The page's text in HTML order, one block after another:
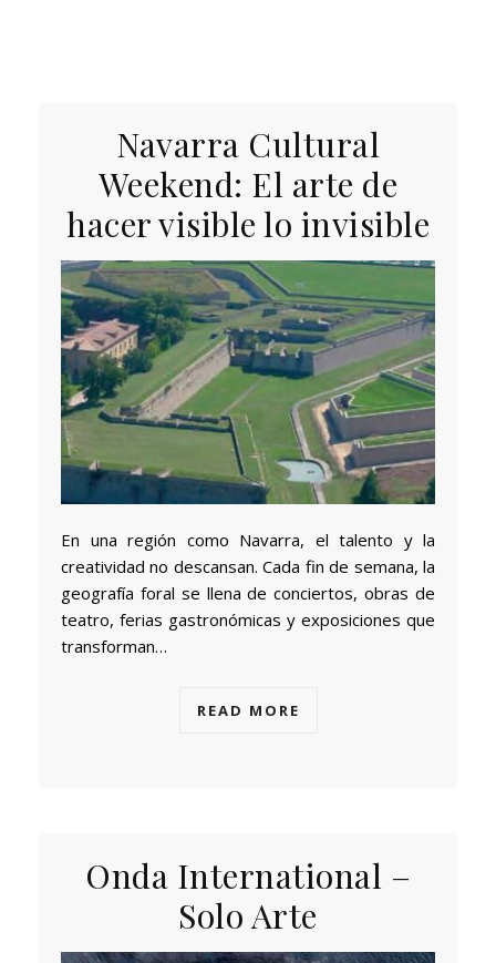
Navarra Cultural
Weekend: El arte de
hacer visible lo invisible
En una región como Navarra, el talento y la
creatividad no descansan. Cada fin de semana, la
geografía foral se llena de conciertos, obras de
teatro, ferias gastronómicas y exposiciones que
transforman…
READ MORE
Onda International –
Solo Arte